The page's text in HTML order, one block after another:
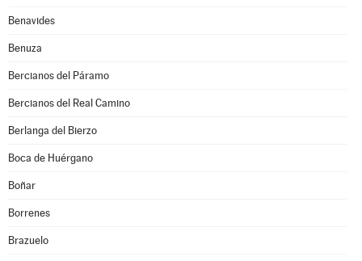
Benavides
Benuza
Bercianos del Páramo
Bercianos del Real Camino
Berlanga del Bierzo
Boca de Huérgano
Boñar
Borrenes
Brazuelo